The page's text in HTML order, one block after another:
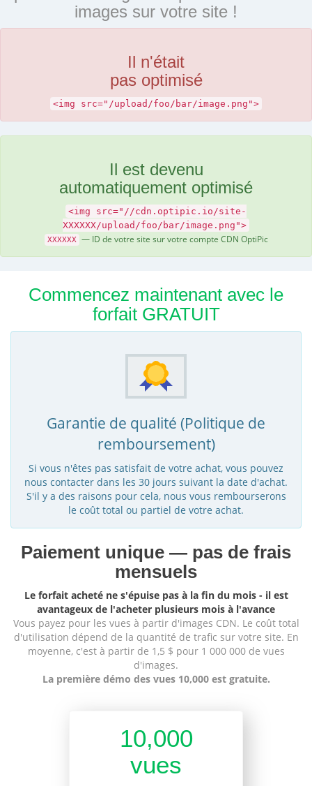
images sur votre site !
Il n'était
pas optimisé
<img src="/upload/foo/bar/image.png">
Il est devenu
automatiquement optimisé
<img src="//cdn.optipic.io/site-
XXXXXX/upload/foo/bar/image.png">
XXXXXX — ID de votre site sur votre compte CDN OptiPic
Commencez maintenant avec le
forfait GRATUIT
Garantie de qualité (Politique de
remboursement)
Si vous n'êtes pas satisfait de votre achat, vous pouvez
nous contacter dans les 30 jours suivant la date d'achat.
S'il y a des raisons pour cela, nous vous rembourserons
le coût total ou partiel de votre achat.
Paiement unique — pas de frais
mensuels
Le forfait acheté ne s'épuise pas à la fin du mois - il est
avantageux de l'acheter plusieurs mois à l'avance
Vous payez pour les vues à partir d'images CDN. Le coût total
d'utilisation dépend de la quantité de trafic sur votre site. En
moyenne, c'est à partir de 1,5 $ pour 1 000 000 de vues
d'images.
La première démo des vues 10,000 est gratuite.
10,000
vues